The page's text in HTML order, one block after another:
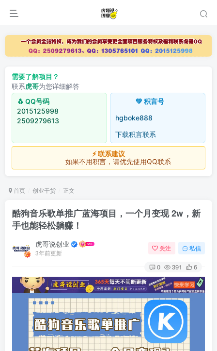
需要了解项目？
联系虎哥为您详细解答
🐧 QQ号码
2015125998
2509279613
💚 积言号
hgboke888
下载积言联系
⚡ 联系建议
如果不用积言，请优先使用QQ联系
首页 创业干货 正文
酷狗音乐歌单推广蓝海项目，一个月变现 2w，新
手也能轻松躺赚！
虎哥说创业
3年前更新
关注 私信
0 391 6